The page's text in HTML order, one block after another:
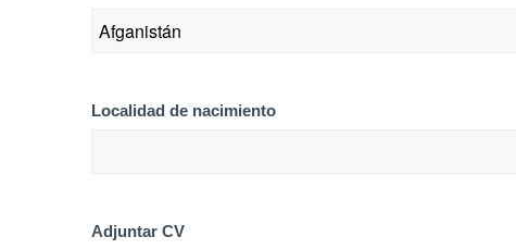
Localidad de nacimiento
Adjuntar CV